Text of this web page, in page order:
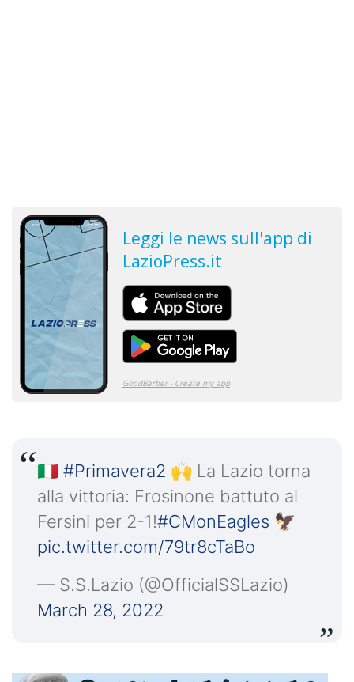
🇮🇹 #Primavera2 🙌 La Lazio torna
alla vittoria: Frosinone battuto al
Fersini per 2-1!#CMonEagles 🦅
pic.twitter.com/79tr8cTaBo
— S.S.Lazio (@OfficialSSLazio)
March 28, 2022